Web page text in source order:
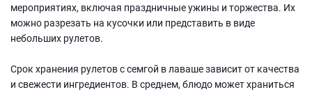
мероприятиях, включая праздничные ужины и торжества. Их
можно разрезать на кусочки или представить в виде
небольших рулетов.
Срок хранения рулетов с семгой в лаваше зависит от качества
и свежести ингредиентов. В среднем, блюдо может храниться